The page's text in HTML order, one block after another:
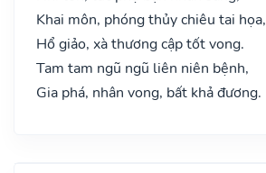
Khai môn, phóng thủy chiêu tai họa,
Hổ giảo, xà thương cập tốt vong.
Tam tam ngũ ngũ liên niên bệnh,
Gia phá, nhân vong, bất khả đương.